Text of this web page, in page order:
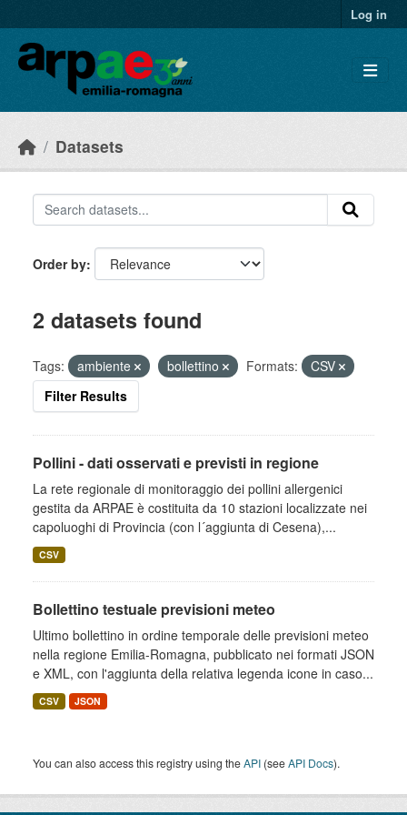
Log in
Datasets
Order by
2 datasets found
Tags: ambiente bollettino Formats:
CSV
Filter Results
Pollini - dati osservati e previsti in regione
La rete regionale di monitoraggio dei pollini allergenici
gestita da ARPAE è costituita da 10 stazioni localizzate nei
capoluoghi di Provincia (con l´aggiunta di Cesena),...
CSV
Bollettino testuale previsioni meteo
Ultimo bollettino in ordine temporale delle previsioni meteo
nella regione Emilia-Romagna, pubblicato nei formati JSON
e XML, con l'aggiunta della relativa legenda icone in caso...
CSV JSON
You can also access this registry using theAPI (seeAPI Docs).